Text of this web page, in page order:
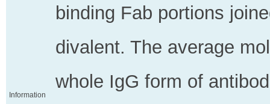
Information
binding Fab portions
divalent. The average
whole IgG form of